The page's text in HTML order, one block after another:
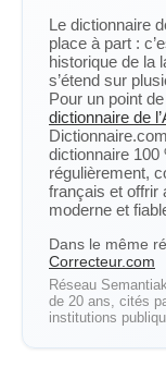
Le dictionnaire
place à part :
historique de la
s’étend sur
Pour un point
dictionnaire de
dictionnaire 100
régulièrement,
français et offrir
moderne et
Dans le même
Correcteur.com
Réseau
de 20 ans, cités
institutions